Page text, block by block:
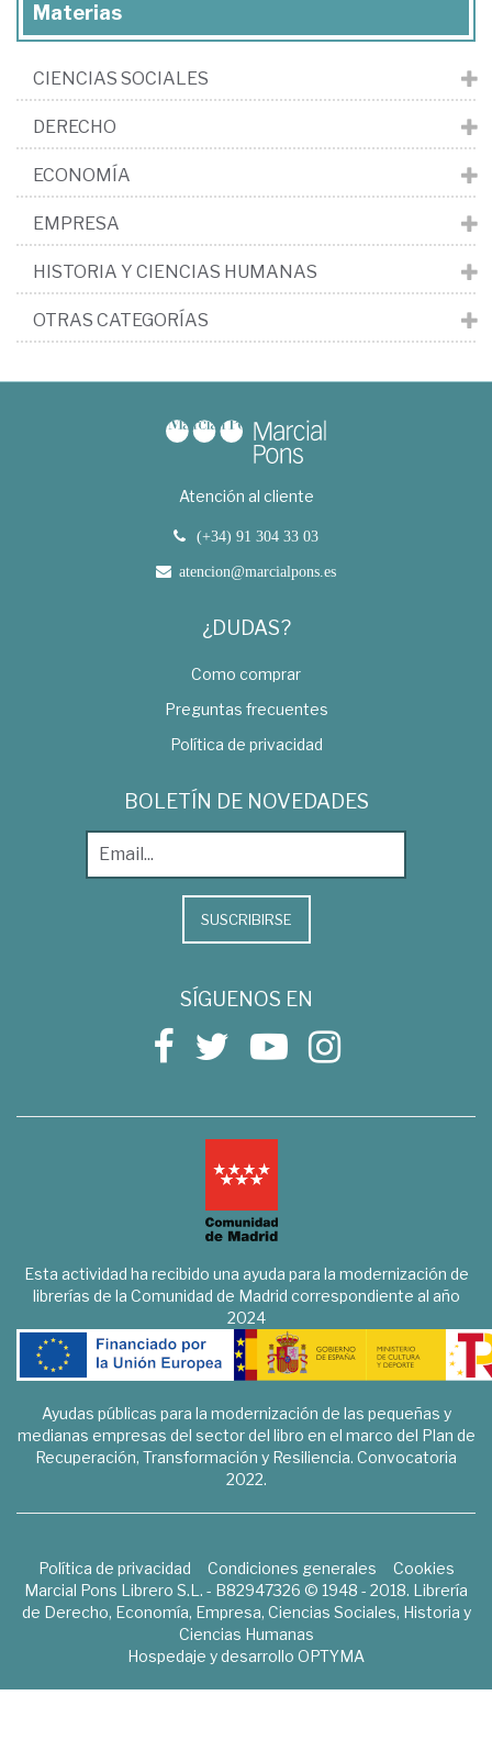
Materias
CIENCIAS SOCIALES
DERECHO
ECONOMÍA
EMPRESA
HISTORIA Y CIENCIAS HUMANAS
OTRAS CATEGORÍAS
Atención al cliente
(+34) 91 304 33 03
atencion@marcialpons.es
¿DUDAS?
Como comprar
Preguntas frecuentes
Política de privacidad
BOLETÍN DE NOVEDADES
SUSCRIBIRSE
SÍGUENOS EN
Esta actividad ha recibido una ayuda para la modernización de
librerías de la Comunidad de Madrid correspondiente al año
2024
Ayudas públicas para la modernización de las pequeñas y
medianas empresas del sector del libro en el marco del Plan de
Recuperación, Transformación y Resiliencia. Convocatoria
2022.
Política de privacidad Condiciones generales
Cookies
Marcial Pons Librero S.L. - B82947326 © 1948 - 2018. Librería
de Derecho, Economía, Empresa, Ciencias Sociales, Historia y
Ciencias Humanas
Hospedaje y desarrollo OPTYMA